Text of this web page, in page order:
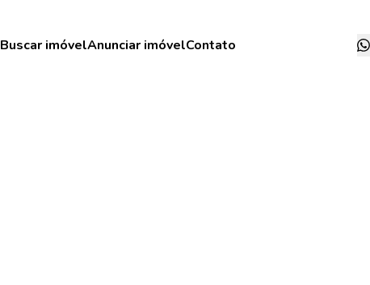
Buscar imóvelAnunciar imóvelContato